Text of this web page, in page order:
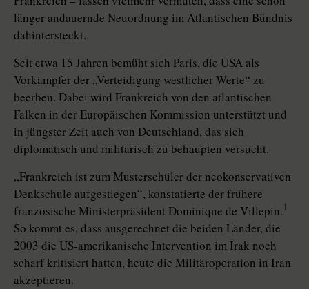
länger andauernde Neuordnung im Atlantischen Bündnis
dahintersteckt.
Seit etwa 15 Jahren bemüht sich Paris, die USA als
Vorkämpfer der „Verteidigung westlicher Werte“ zu
beerben. Dabei wird Frankreich von den atlantischen
Falken in der Europäischen Kommission unterstützt und
in jüngster Zeit auch von Deutschland, das sich
diplomatisch und militärisch zu behaupten versucht.
„Frankreich ist zum Musterschüler der neokonservativen
Denkschule aufgestiegen“, konstatierte der frühere
französische Ministerpräsident Dominique de Villepin. 1
So kommt es, dass ausgerechnet die beiden Länder, die
2003 die US-amerikanische Intervention im Irak noch
scharf kritisiert hatten, heute die Militäroperation in Iran
akzeptieren.